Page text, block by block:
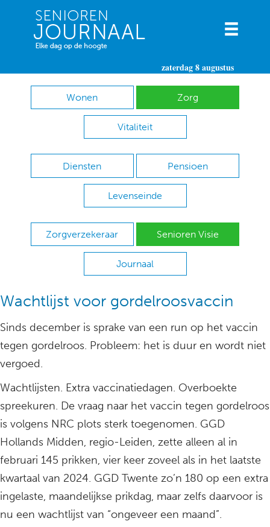
zaterdag 8 augustus
Wonen Zorg
Vitaliteit
Diensten Pensioen
Levenseinde
Zorgverzekeraar Senioren Visie
Journaal
Wachtlijst voor gordelroosvaccin
Sinds december is sprake van een run op het vaccin
tegen gordelroos. Probleem: het is duur en wordt niet
vergoed.
Wachtlijsten. Extra vaccinatiedagen. Overboekte
spreekuren. De vraag naar het vaccin tegen gordelroos
is volgens NRC plots sterk toegenomen. GGD
Hollands Midden, regio-Leiden, zette alleen al in
februari 145 prikken, vier keer zoveel als in het laatste
kwartaal van 2024. GGD Twente zo’n 180 op een extra
ingelaste, maandelijkse prikdag, maar zelfs daarvoor is
nu een wachtlijst van “ongeveer een maand”.